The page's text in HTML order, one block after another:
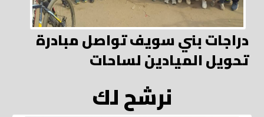
دراجات بني سويف تواصل مبادرة
تحويل الميادين لساحات
نرشح لك